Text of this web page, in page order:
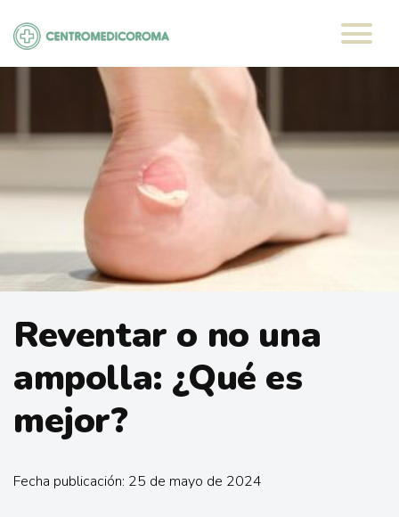
contenido
Reventar o no una
ampolla: ¿Qué es
mejor?
Fecha publicación: 25 de mayo de 2024